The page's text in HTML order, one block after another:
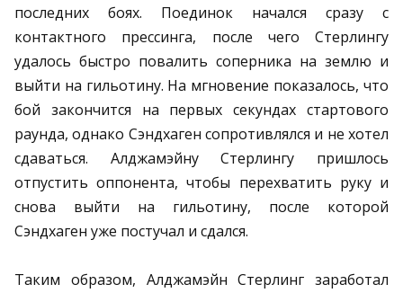
последних боях. Поединок начался сразу с
контактного прессинга, после чего Стерлингу
удалось быстро повалить соперника на землю и
выйти на гильотину. На мгновение показалось, что
бой закончится на первых секундах стартового
раунда, однако Сэндхаген сопротивлялся и не хотел
сдаваться. Алджамэйну Стерлингу пришлось
отпустить оппонента, чтобы перехватить руку и
снова выйти на гильотину, после которой
Сэндхаген уже постучал и сдался.
Таким образом, Алджамэйн Стерлинг заработал